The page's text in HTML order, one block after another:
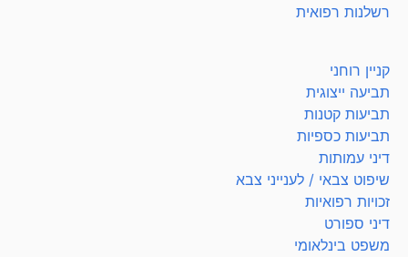
רשלנות רפואית
קניין רוחני
תביעה ייצוגית
תביעות קטנות
תביעות כספיות
דיני עמותות
שיפוט צבאי / לענייני צבא
זכויות רפואיות
דיני ספורט
משפט בינלאומי